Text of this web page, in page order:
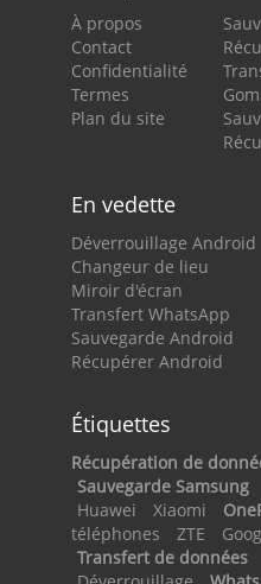
À propos
Contact
Confidentialité
Termes
Plan du site
En vedette
Déverrouillage Android
Changeur de lieu
Miroir d'écran
Transfert WhatsApp
Sauvegarde Android
Récupérer Android
Étiquettes
Récupération de
Sauvegarde Samsung
Huawei
Xiaomi
téléphones
ZTE
Transfert de données